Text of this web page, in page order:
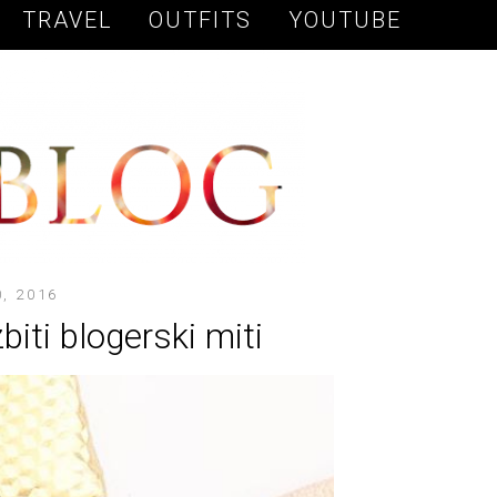
TRAVEL OUTFITS YOUTUBE
2016
blogerski miti